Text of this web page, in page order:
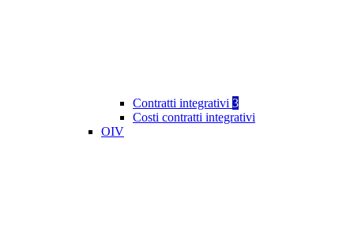
Contratti integrativi 3
Costi contratti integrativi
OIV